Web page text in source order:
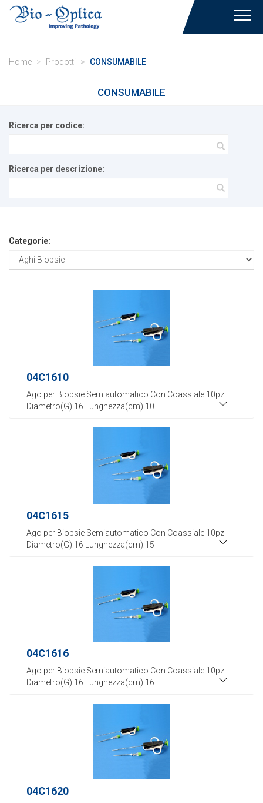
Home Prodotti CONSUMABILE
CONSUMABILE
Ricerca per codice:
Ricerca per descrizione:
Categorie:
04C1610
Ago per Biopsie Semiautomatico Con Coassiale 10pz
Diametro(G):16 Lunghezza(cm):10
04C1615
Ago per Biopsie Semiautomatico Con Coassiale 10pz
Diametro(G):16 Lunghezza(cm):15
04C1616
Ago per Biopsie Semiautomatico Con Coassiale 10pz
Diametro(G):16 Lunghezza(cm):16
04C1620